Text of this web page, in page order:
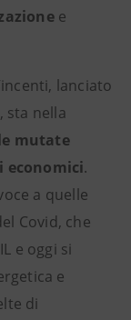
e
lanciato
sta nella
mutate
economici.
a quelle
Covid, che
e oggi si
e
di